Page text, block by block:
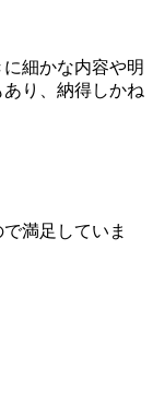
細かな内容や明
り、納得しかね
満足していま